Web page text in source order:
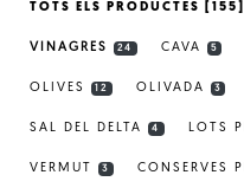
TOTS ELS PRODUCTES [155]
VINAGRES 24 CAVA 5
OLIVES 12 OLIVADA 3
SAL DEL DELTA 4 LOTS
VERMUT 3 CONSERVES
EL